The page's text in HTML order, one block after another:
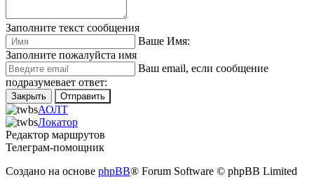
Заполните текст сообщения
Ваше Имя:
Заполните пожалуйста имя
Ваш еmail, если сообщение
подразумевает ответ:
Закрыть Отправить
АОЛТ
Локатор
Редактор маршрутов
Телеграм-помощник
Создано на основе phpBB® Forum Software © phpBB Limited